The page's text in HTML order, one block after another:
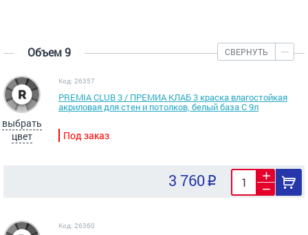
Объем 9 СВЕРНУТЬ
выбрать
цвет
Код: 26357
PREMIA CLUB 3 / ПРЕМИА КЛАБ 3 краска влагостойкая
акриловая для стен и потолков, белый база C 9л
Под заказ
3 760
Код: 26360